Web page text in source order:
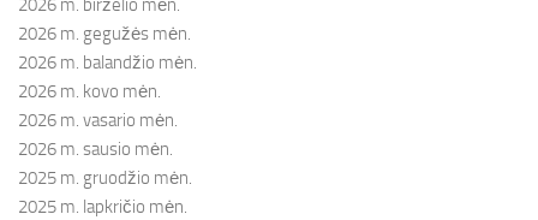
2026 m. birželio mėn.
2026 m. gegužės mėn.
2026 m. balandžio mėn.
2026 m. kovo mėn.
2026 m. vasario mėn.
2026 m. sausio mėn.
2025 m. gruodžio mėn.
2025 m. lapkričio mėn.